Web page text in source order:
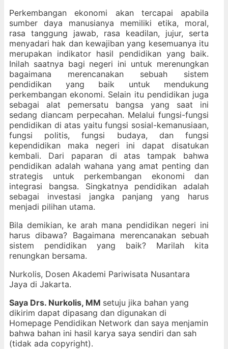
Perkembangan ekonomi akan tercapai apabila
sumber daya manusianya memiliki etika, moral,
rasa tanggung jawab, rasa keadilan, jujur, serta
menyadari hak dan kewajiban yang kesemuanya itu
merupakan indikator hasil pendidikan yang baik.
Inilah saatnya bagi negeri ini untuk merenungkan
bagaimana merencanakan sebuah sistem
pendidikan yang baik untuk mendukung
perkembangan ekonomi. Selain itu pendidikan juga
sebagai alat pemersatu bangsa yang saat ini
sedang diancam perpecahan. Melalui fungsi-fungsi
pendidikan di atas yaitu fungsi sosial-kemanusiaan,
fungsi politis, fungsi budaya, dan fungsi
kependidikan maka negeri ini dapat disatukan
kembali. Dari paparan di atas tampak bahwa
pendidikan adalah wahana yang amat penting dan
strategis untuk perkembangan ekonomi dan
integrasi bangsa. Singkatnya pendidikan adalah
sebagai investasi jangka panjang yang harus
menjadi pilihan utama.
Bila demikian, ke arah mana pendidikan negeri ini
harus dibawa? Bagaimana merencanakan sebuah
sistem pendidikan yang baik? Marilah kita
renungkan bersama.
Nurkolis, Dosen Akademi Pariwisata Nusantara
Jaya di Jakarta.
Saya Drs. Nurkolis, MM setuju jika bahan yang
dikirim dapat dipasang dan digunakan di
Homepage Pendidikan Network dan saya menjamin
bahwa bahan ini hasil karya saya sendiri dan sah
(tidak ada copyright).